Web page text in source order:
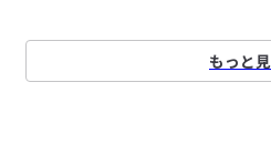
もっと